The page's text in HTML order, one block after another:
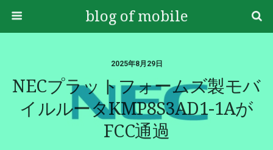
blog of mobile
2025年8月29日
NECプラットフォームズ製モバ
イルルータKMP8S3AD1-1Aが
FCC通過